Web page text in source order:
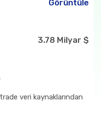
77.54 Milyon $
51.89 Milyon $
Görüntüle
3.78 Milyar $
veri kaynaklarından